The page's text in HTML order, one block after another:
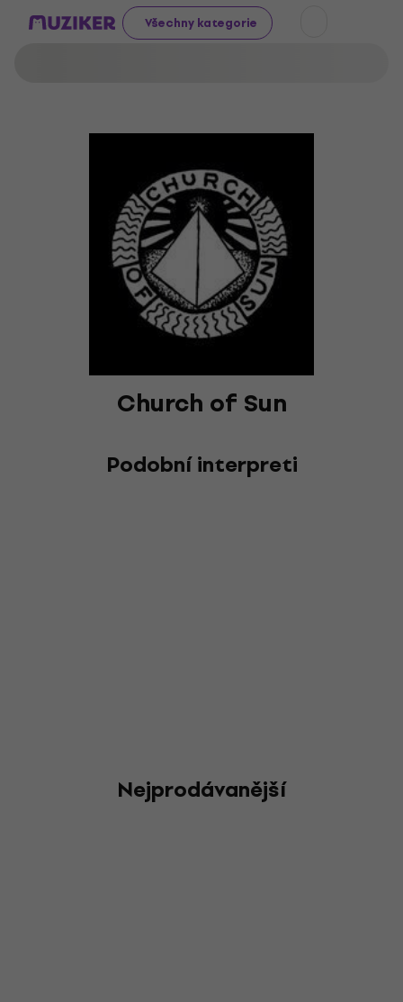
Všechny kategorie
Church of Sun
Podobní interpreti
Nejprodávanější